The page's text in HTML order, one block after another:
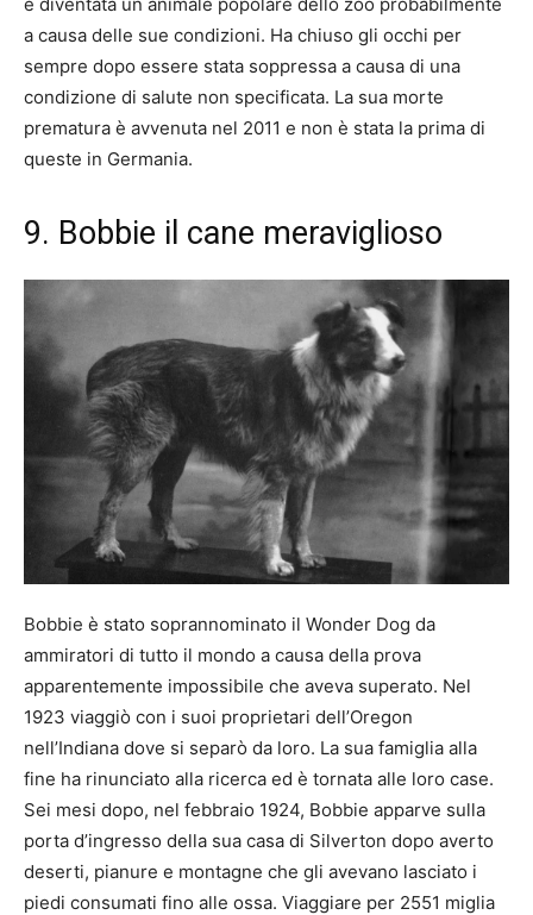
a causa delle sue condizioni. Ha chiuso gli occhi per
sempre dopo essere stata soppressa a causa di una
condizione di salute non specificata. La sua morte
prematura è avvenuta nel 2011 e non è stata la prima di
queste in Germania.
9. Bobbie il cane meraviglioso
Bobbie è stato soprannominato il Wonder Dog da
ammiratori di tutto il mondo a causa della prova
apparentemente impossibile che aveva superato. Nel
1923 viaggiò con i suoi proprietari dell’Oregon
nell’Indiana dove si separò da loro. La sua famiglia alla
fine ha rinunciato alla ricerca ed è tornata alle loro case.
Sei mesi dopo, nel febbraio 1924, Bobbie apparve sulla
porta d’ingresso della sua casa di Silverton dopo averto
deserti, pianure e montagne che gli avevano lasciato i
piedi consumati fino alle ossa. Viaggiare per 2551 miglia